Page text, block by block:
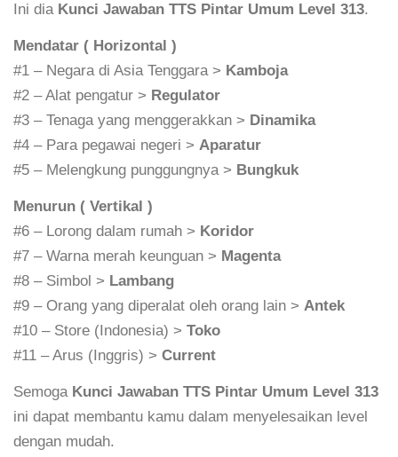
Ini dia Kunci Jawaban TTS Pintar Umum Level 313.
Mendatar ( Horizontal )
#1 – Negara di Asia Tenggara > Kamboja
#2 – Alat pengatur > Regulator
#3 – Tenaga yang menggerakkan > Dinamika
#4 – Para pegawai negeri > Aparatur
#5 – Melengkung punggungnya > Bungkuk
Menurun ( Vertikal )
#6 – Lorong dalam rumah > Koridor
#7 – Warna merah keunguan > Magenta
#8 – Simbol > Lambang
#9 – Orang yang diperalat oleh orang lain > Antek
#10 – Store (Indonesia) > Toko
#11 – Arus (Inggris) > Current
Semoga Kunci Jawaban TTS Pintar Umum Level 313
ini dapat membantu kamu dalam menyelesaikan level
dengan mudah.